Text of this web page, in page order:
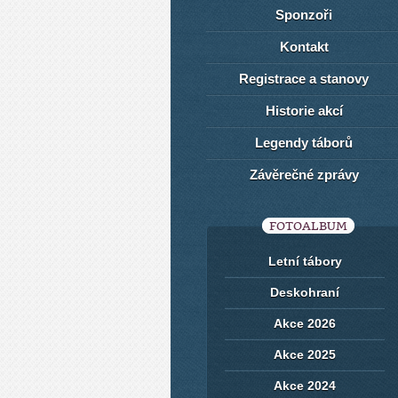
Sponzoři
Kontakt
Registrace a stanovy
Historie akcí
Legendy táborů
Závěrečné zprávy
FOTOALBUM
Letní tábory
Deskohraní
Akce 2026
Akce 2025
Akce 2024